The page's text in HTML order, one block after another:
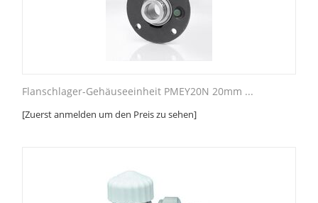
Flanschlager-Gehäuseeinheit PMEY20N 20mm ...
[Zuerst anmelden um den Preis zu sehen]